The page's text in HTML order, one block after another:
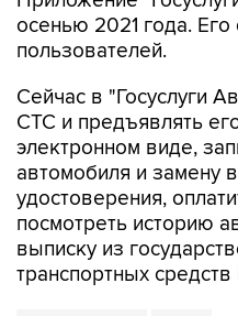
осенью 2021 года. Его
пользователей.
Сейчас в "Госуслуги
СТС и предъявлять
электронном виде,
автомобиля и замену
удостоверения,
посмотреть историю
выписку из
транспортных